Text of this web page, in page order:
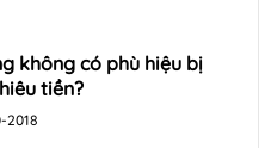
không có phù hiệu bị
tiền?
2018